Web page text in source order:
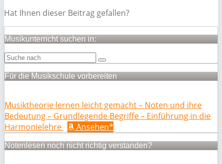
Hat Ihnen dieser Beitrag gefallen?
Musikunterricht suchen in:
Für die Musikschule vorbereiten
Musiktheorie lernen leicht gemacht – Noten und ihre
Bedeutung – Grundlegende Begriffe – Einführung in die
Harmonielehre
Ansehen*
Notenlesen noch nicht richtig verstanden?